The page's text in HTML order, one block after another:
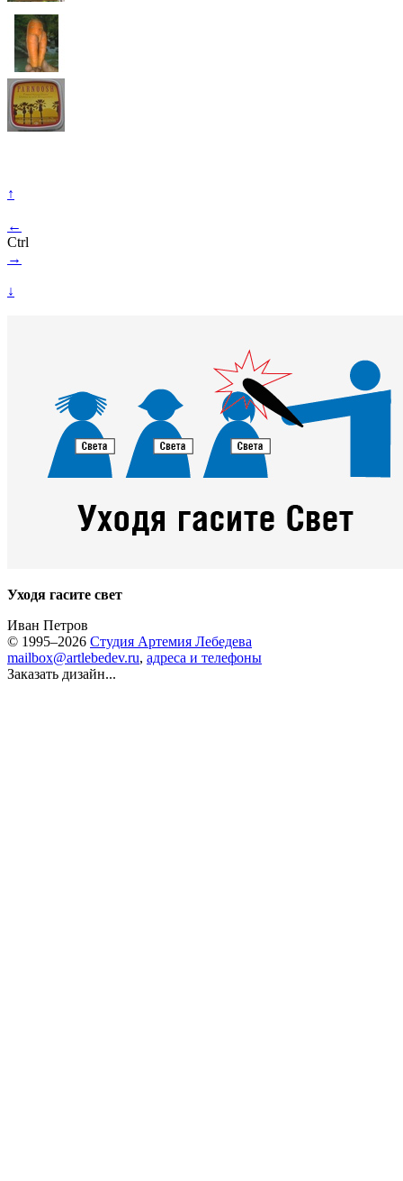
↑
←
Ctrl
→
↓
Уходя гасите свет
Иван Петров
© 1995–2026 Студия Артемия Лебедева
mailbox@artlebedev.ru, адреса и телефоны
Заказать дизайн...